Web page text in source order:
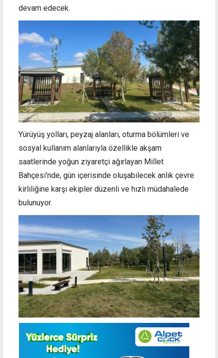
devam edecek.
Yürüyüş yolları, peyzaj alanları, oturma bölümleri ve
sosyal kullanım alanlarıyla özellikle akşam
saatlerinde yoğun ziyaretçi ağırlayan Millet
Bahçesi'nde, gün içerisinde oluşabilecek anlık çevre
kirliliğine karşı ekipler düzenli ve hızlı müdahalede
bulunuyor.